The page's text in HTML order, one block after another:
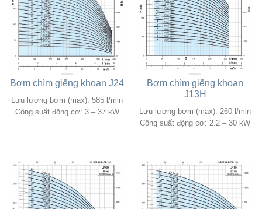
Bơm chìm giếng khoan J24
Lưu lượng bơm (max): 585 l/min
Công suất động cơ: 3 – 37 kW
Bơm chìm giếng khoan
J13H
Lưu lượng bơm (max): 260 l/min
Công suất động cơ: 2.2 – 30 kW